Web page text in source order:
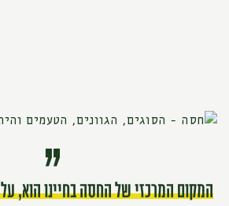
המקום המרכזי של החסה בחיינו הוא,